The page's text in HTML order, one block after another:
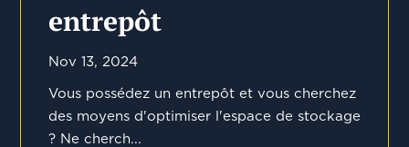
entrepôt
Nov 13, 2024
Vous possédez un entrepôt et vous cherchez
des moyens d'optimiser l'espace de stockage
? Ne cherch...